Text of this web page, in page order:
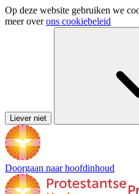
Op deze website gebruiken we
meer overons cookiebeleid
Liever niet
Doorgaan naar hoofdinhoud